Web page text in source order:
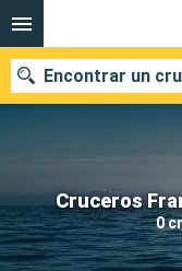
Cruceros
0
Encontrar un
Fecha de salida